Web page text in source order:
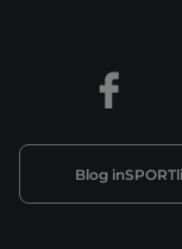
Blog
Facebook